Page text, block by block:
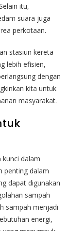
itu,
suara juga
perkotaan.
stasiun kereta
lebih efisien,
dengan
kita untuk
masyarakat.
dalam
penting dalam
dapat digunakan
sampah
sampah menjadi
energi,